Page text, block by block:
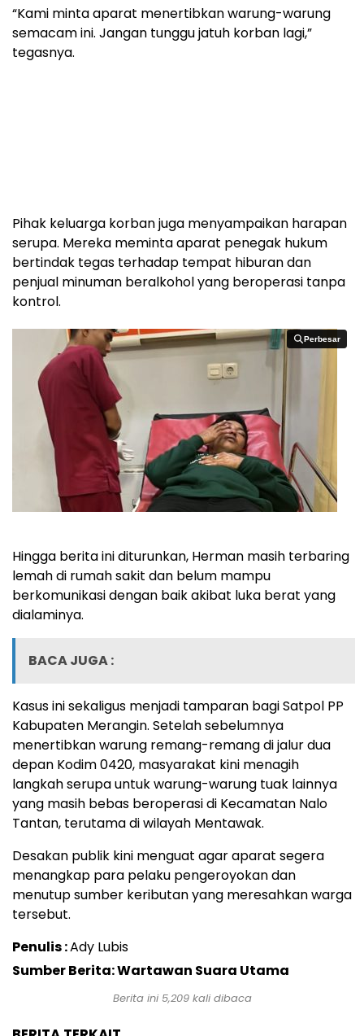
“Kami minta aparat menertibkan warung-warung
semacam ini. Jangan tunggu jatuh korban lagi,”
tegasnya.
Pihak keluarga korban juga menyampaikan harapan
serupa. Mereka meminta aparat penegak hukum
bertindak tegas terhadap tempat hiburan dan
penjual minuman beralkohol yang beroperasi tanpa
kontrol.
Perbesar
Perbesar
Hingga berita ini diturunkan, Herman masih terbaring
lemah di rumah sakit dan belum mampu
berkomunikasi dengan baik akibat luka berat yang
dialaminya.
BACA JUGA :
Kasus ini sekaligus menjadi tamparan bagi Satpol PP
Kabupaten Merangin. Setelah sebelumnya
menertibkan warung remang-remang di jalur dua
depan Kodim 0420, masyarakat kini menagih
langkah serupa untuk warung-warung tuak lainnya
yang masih bebas beroperasi di Kecamatan Nalo
Tantan, terutama di wilayah Mentawak.
Desakan publik kini menguat agar aparat segera
menangkap para pelaku pengeroyokan dan
menutup sumber keributan yang meresahkan warga
tersebut.
Penulis :Ady Lubis
Sumber Berita: Wartawan Suara Utama
Berita ini 5,209kali dibaca